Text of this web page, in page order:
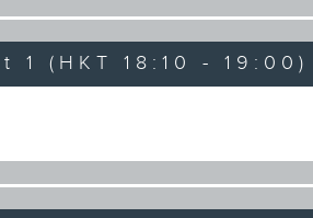
1 (HKT 18:10 - 19:00)